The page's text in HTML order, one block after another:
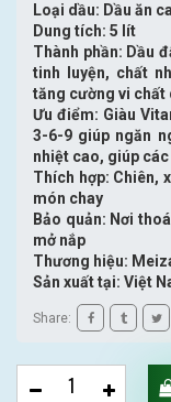
Loại dầu: Dầu ăn
Dung tích: 5 lít
Thành phần: Dầu
tinh luyện, chất
tăng cường vi chất
Ưu điểm: Giàu
3-6-9 giúp ngăn
nhiệt cao, giúp
Thích hợp: Chiên,
món chay
Bảo quản: Nơi
mở nắp
Thương hiệu:
Sản xuất tại: Việt
Share: